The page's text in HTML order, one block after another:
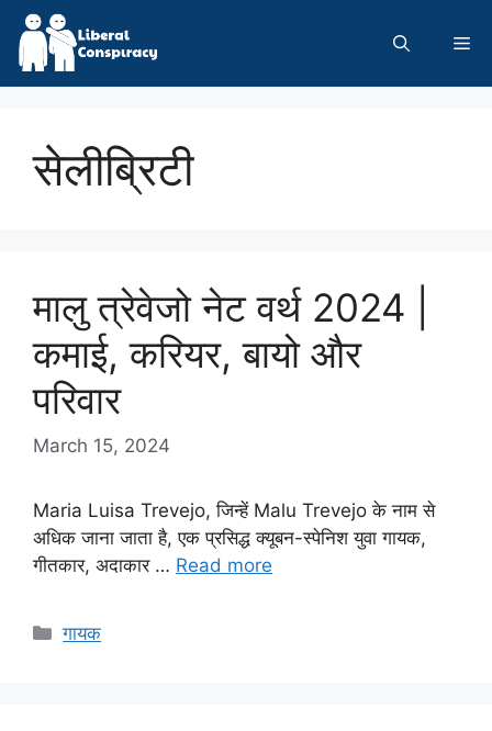
Skip
content
सेलीब्रिटी
मालु त्रेवेजो नेट वर्थ 2024 |
कमाई, करियर, बायो और
परिवार
March 15, 2024
Maria Luisa Trevejo, जिन्हें Malu Trevejo के नाम से
अधिक जाना जाता है, एक प्रसिद्ध क्यूबन-स्पेनिश युवा गायक,
गीतकार, अदाकार … Read more
Categories
गायक